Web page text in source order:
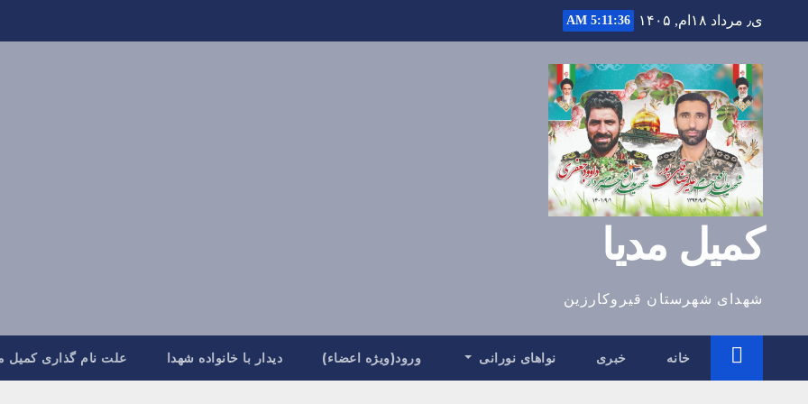
to
ی٫ مرداد ۱۸ام, ۱۴۰۵ 5:11:37 AM
کمیل مدیا
شهدای شهرستان قیروکارزین
خانه خبری نواهای نورانی ورود(ویژه اعضاء) دیدار با خانواده شهدا علت نام گذاری کمیل